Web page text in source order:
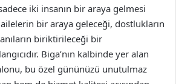
iki insanın bir araya gelmesi
bir araya geleceği, dostlukların
biriktirileceği bir
Biga’nın kalbinde yer alan
bu özel gününüzü unutulmaz